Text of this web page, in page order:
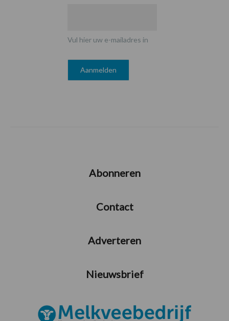
Vul hier uw e-mailadres in
Abonneren
Contact
Adverteren
Nieuwsbrief